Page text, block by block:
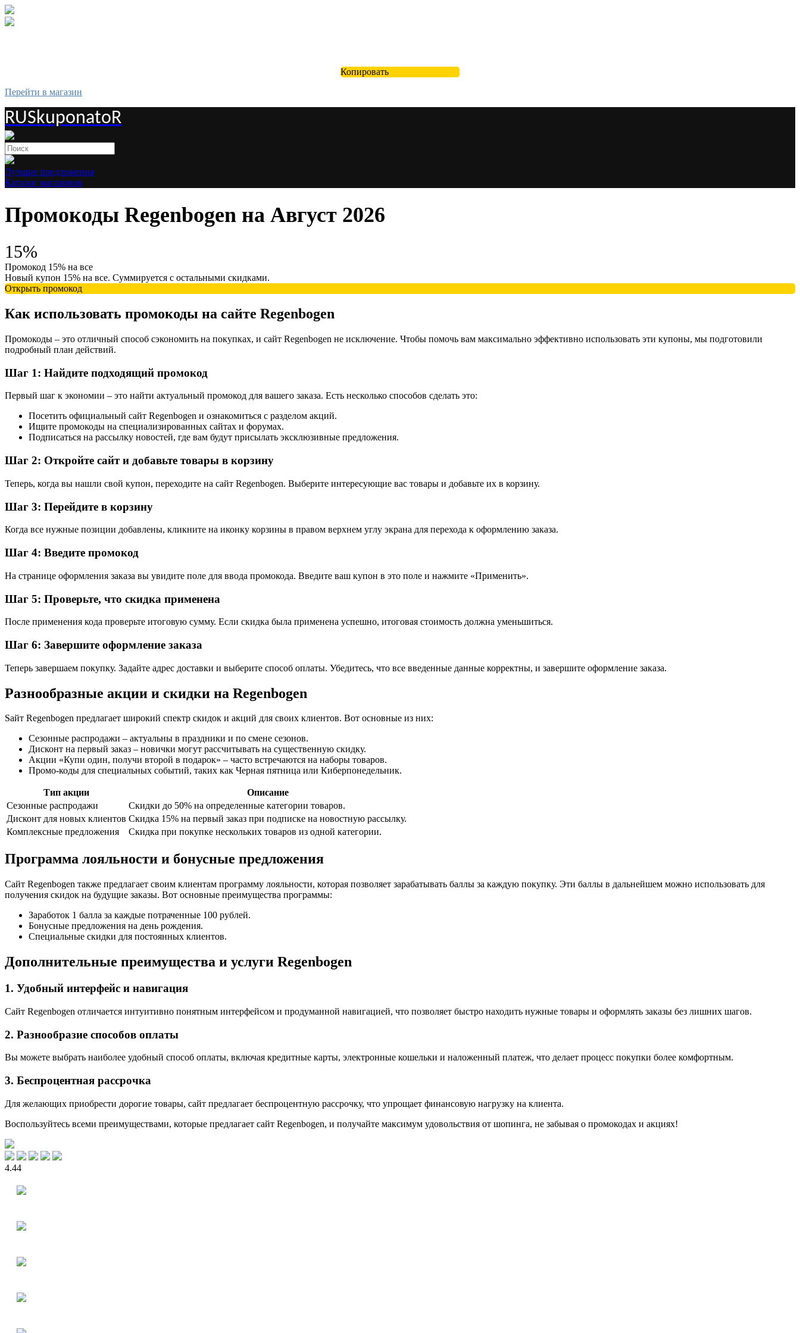
Копировать
Перейти в магазин
RUSkuponatoR
Лучшие предложения
Каталог магазинов
Промокоды Regenbogen на Август 2026
15%
Промокод 15% на все
Новый купон 15% на все. Суммируется с остальными скидками.
Открыть промокод
Как использовать промокоды на сайте Regenbogen
Промокоды – это отличный способ сэкономить на покупках, и сайт Regenbogen не исключение. Чтобы помочь вам максимально эффективно использовать эти купоны, мы подготовили
подробный план действий.
Шаг 1: Найдите подходящий промокод
Первый шаг к экономии – это найти актуальный промокод для вашего заказа. Есть несколько способов сделать это:
Посетить официальный сайт Regenbogen и ознакомиться с разделом акций.
Ищите промокоды на специализированных сайтах и форумах.
Подписаться на рассылку новостей, где вам будут присылать эксклюзивные предложения.
Шаг 2: Откройте сайт и добавьте товары в корзину
Теперь, когда вы нашли свой купон, переходите на сайт Regenbogen. Выберите интересующие вас товары и добавьте их в корзину.
Шаг 3: Перейдите в корзину
Когда все нужные позиции добавлены, кликните на иконку корзины в правом верхнем углу экрана для перехода к оформлению заказа.
Шаг 4: Введите промокод
На странице оформления заказа вы увидите поле для ввода промокода. Введите ваш купон в это поле и нажмите «Применить».
Шаг 5: Проверьте, что скидка применена
После применения кода проверьте итоговую сумму. Если скидка была применена успешно, итоговая стоимость должна уменьшиться.
Шаг 6: Завершите оформление заказа
Теперь завершаем покупку. Задайте адрес доставки и выберите способ оплаты. Убедитесь, что все введенные данные корректны, и завершите оформление заказа.
Разнообразные акции и скидки на Regenbogen
Sайт Regenbogen предлагает широкий спектр скидок и акций для своих клиентов. Вот основные из них:
Сезонные распродажи – актуальны в праздники и по смене сезонов.
Дисконт на первый заказ – новички могут рассчитывать на существенную скидку.
Акции «Купи один, получи второй в подарок» – часто встречаются на наборы товаров.
Промо-коды для специальных событий, таких как Черная пятница или Киберпонедельник.
Тип акции
Описание
Сезонные распродажи
Скидки до 50% на определенные категории товаров.
Дисконт для новых клиентов Скидка 15% на первый заказ при подписке на новостную рассылку.
Комплексные предложения
Скидка при покупке нескольких товаров из одной категории.
Программа лояльности и бонусные предложения
Сайт Regenbogen также предлагает своим клиентам программу лояльности, которая позволяет зарабатывать баллы за каждую покупку. Эти баллы в дальнейшем можно использовать для
получения скидок на будущие заказы. Вот основные преимущества программы:
Заработок 1 балла за каждые потраченные 100 рублей.
Бонусные предложения на день рождения.
Специальные скидки для постоянных клиентов.
Дополнительные преимущества и услуги Regenbogen
1. Удобный интерфейс и навигация
Сайт Regenbogen отличается интуитивно понятным интерфейсом и продуманной навигацией, что позволяет быстро находить нужные товары и оформлять заказы без лишних шагов.
2. Разнообразие способов оплаты
Вы можете выбрать наиболее удобный способ оплаты, включая кредитные карты, электронные кошельки и наложенный платеж, что делает процесс покупки более комфортным.
3. Беспроцентная рассрочка
Для желающих приобрести дорогие товары, сайт предлагает беспроцентную рассрочку, что упрощает финансовую нагрузку на клиента.
Воспользуйтесь всеми преимуществами, которые предлагает сайт Regenbogen, и получайте максимум удовольствия от шопинга, не забывая о промокодах и акциях!
4.44